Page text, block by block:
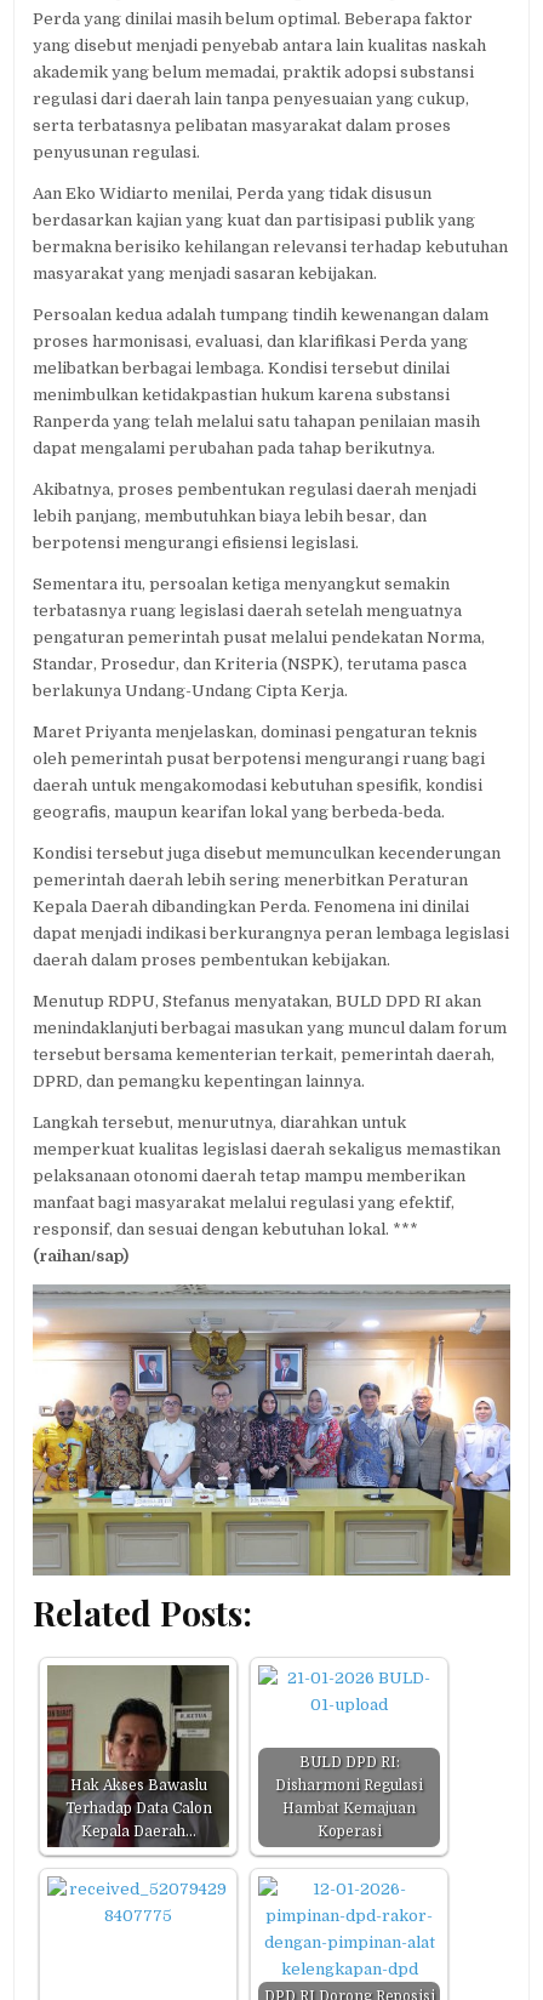
Perda yang dinilai masih belum optimal. Beberapa faktor
yang disebut menjadi penyebab antara lain kualitas naskah
akademik yang belum memadai, praktik adopsi substansi
regulasi dari daerah lain tanpa penyesuaian yang cukup,
serta terbatasnya pelibatan masyarakat dalam proses
penyusunan regulasi.
Aan Eko Widiarto menilai, Perda yang tidak disusun
berdasarkan kajian yang kuat dan partisipasi publik yang
bermakna berisiko kehilangan relevansi terhadap kebutuhan
masyarakat yang menjadi sasaran kebijakan.
Persoalan kedua adalah tumpang tindih kewenangan dalam
proses harmonisasi, evaluasi, dan klarifikasi Perda yang
melibatkan berbagai lembaga. Kondisi tersebut dinilai
menimbulkan ketidakpastian hukum karena substansi
Ranperda yang telah melalui satu tahapan penilaian masih
dapat mengalami perubahan pada tahap berikutnya.
Akibatnya, proses pembentukan regulasi daerah menjadi
lebih panjang, membutuhkan biaya lebih besar, dan
berpotensi mengurangi efisiensi legislasi.
Sementara itu, persoalan ketiga menyangkut semakin
terbatasnya ruang legislasi daerah setelah menguatnya
pengaturan pemerintah pusat melalui pendekatan Norma,
Standar, Prosedur, dan Kriteria (NSPK), terutama pasca
berlakunya Undang-Undang Cipta Kerja.
Maret Priyanta menjelaskan, dominasi pengaturan teknis
oleh pemerintah pusat berpotensi mengurangi ruang bagi
daerah untuk mengakomodasi kebutuhan spesifik, kondisi
geografis, maupun kearifan lokal yang berbeda-beda.
Kondisi tersebut juga disebut memunculkan kecenderungan
pemerintah daerah lebih sering menerbitkan Peraturan
Kepala Daerah dibandingkan Perda. Fenomena ini dinilai
dapat menjadi indikasi berkurangnya peran lembaga legislasi
daerah dalam proses pembentukan kebijakan.
Menutup RDPU, Stefanus menyatakan, BULD DPD RI akan
menindaklanjuti berbagai masukan yang muncul dalam forum
tersebut bersama kementerian terkait, pemerintah daerah,
DPRD, dan pemangku kepentingan lainnya.
Langkah tersebut, menurutnya, diarahkan untuk
memperkuat kualitas legislasi daerah sekaligus memastikan
pelaksanaan otonomi daerah tetap mampu memberikan
manfaat bagi masyarakat melalui regulasi yang efektif,
responsif, dan sesuai dengan kebutuhan lokal. ***
(raihan/sap)
Related Posts:
Hak Akses Bawaslu
Terhadap Data Calon
Kepala Daerah…
BULD DPD RI:
Disharmoni Regulasi
Hambat Kemajuan
Koperasi
DPD RI Dorong Reposisi